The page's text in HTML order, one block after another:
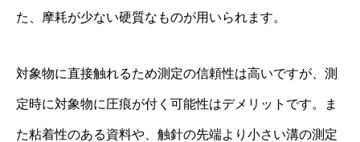
た、摩耗が少ない硬質なものが用いられます。
対象物に直接触れるため測定の信頼性は高いですが、測
定時に対象物に圧痕が付く可能性はデメリットです。ま
た粘着性のある資料や、触針の先端より小さい溝の測定